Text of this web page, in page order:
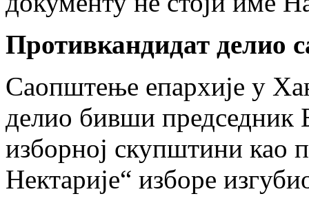
Противкандидат делио
Саопштење епархије у
делио бивши председник
изборној скупштини као
Нектарије“ изборе